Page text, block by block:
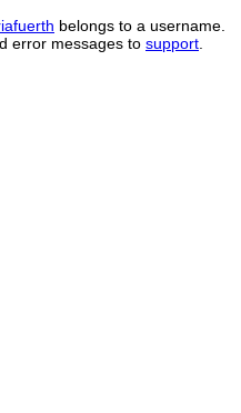
belongs to a username.
error messages to support